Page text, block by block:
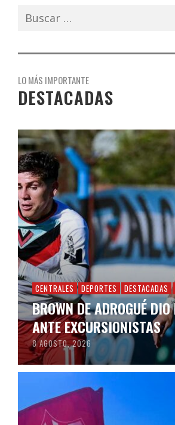
Buscar:
LO MÁS IMPORTANTE
DESTACADAS
CENTRALES DEPORTES DESTACADAS
BROWN DE ADROGUÉ DIO
ANTE EXCURSIONISTAS
8 AGOSTO, 2026